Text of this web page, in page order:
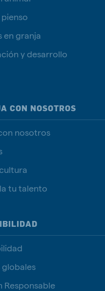
en granja
y desarrollo
CON NOSOTROS
nosotros
tu talento
globales
Responsable